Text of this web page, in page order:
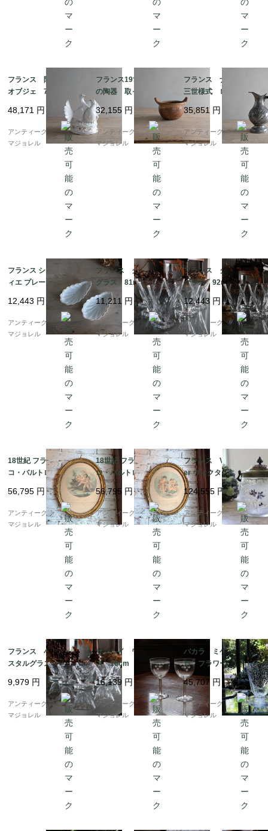
フランス 陶製 鳩の
オブジェ 7272
48,171 円
アンティークギャラリー
マジョレル
フランス19世紀 南仏
の陶器 取っ手が付い
たポタリーポット 70
80
32,155 円
アンティークギャラリー
マジョレル
フランス ナポレオン
三世様式 ロカイユ柄
の大きなエタン（ピュ
ーター）ジャグ 7856
35,851 円
アンティークギャラリー
マジョレル
フランス シェル ラヴ
ィエ プレート 7517
12,443 円
アンティークギャラリー
マジョレル
フランス クリスタル
グラス 81mm 7435
11,211 円
アンティークギャラリー
マジョレル
フランス クリスタル
グラス 92mm 7436
12,443 円
アンティークギャラリー
マジョレル
18世紀 フランチェス
コ・バルトロッツィの
銅版画が入ったオーバ
ルゴールドフレーム 7
421_01
56,795 円
アンティークギャラリー
マジョレル
18世紀 フランチェス
コ・バルトロッツィの
銅版画が入ったオーバ
ルゴールドフレーム 7
421_02
56,795 円
アンティークギャラリー
マジョレル
フランス Victor Sagli
er ヴィクター・サグリ
エ ガラスビスケット
ジャー 6696
124,555 円
アンティークギャラリー
マジョレル
フランス 小さなクリ
スタルグラス 7524
9,979 円
アンティークギャラリー
マジョレル
サンルイ ワイングラ
ス 16cm 6856
16,139 円
アンティークギャラリー
マジョレル
バカラ ミケランジェ
ロ フラワーベース 1
25mm 6787
45,707 円
アンティークギャラリー
マジョレル